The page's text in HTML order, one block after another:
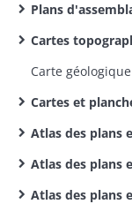
Plans
Cartes
Cartes et planches de
Atlas des plans entre la France et
Atlas des plans entre la
Atlas des plans entre la France et